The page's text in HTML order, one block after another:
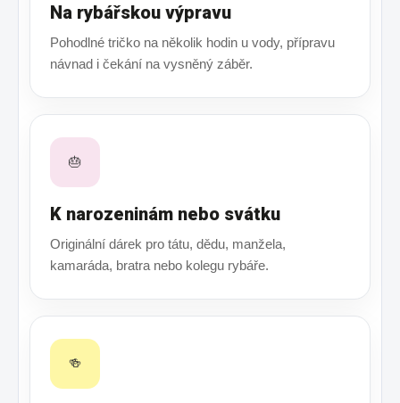
Na rybářskou výpravu
Pohodlné tričko na několik hodin u vody, přípravu
návnad i čekání na vysněný záběr.
🎂
K narozeninám nebo svátku
Originální dárek pro tátu, dědu, manžela,
kamaráda, bratra nebo kolegu rybáře.
🍻